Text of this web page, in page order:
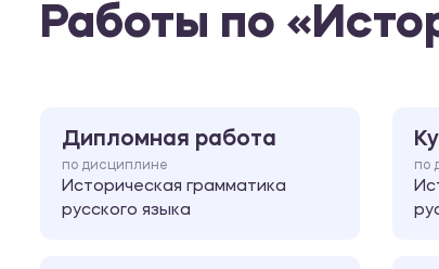
Работы по
Дипломная работа
по дисциплине
Историческая грамматика
русского языка
по